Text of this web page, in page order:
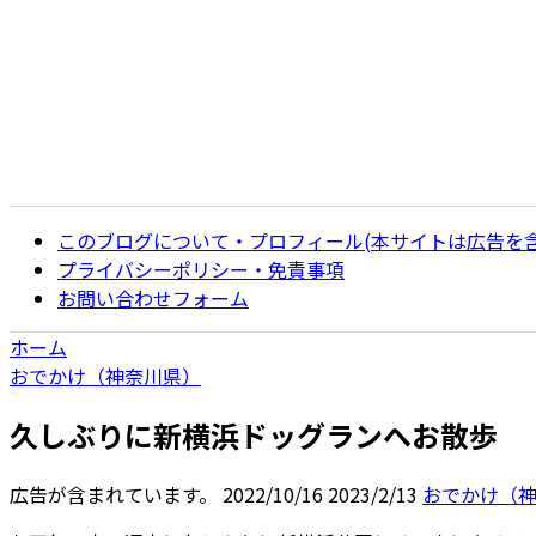
このブログについて・プロフィール(本サイトは広告を
プライバシーポリシー・免責事項
お問い合わせフォーム
ホーム
おでかけ（神奈川県）
久しぶりに新横浜ドッグランへお散歩
広告が含まれています。 2022/10/16 2023/2/13 おでかけ（